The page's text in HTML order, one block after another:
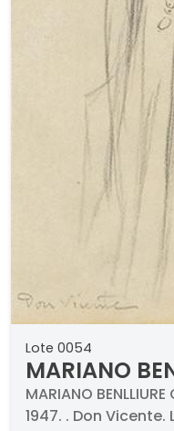
Lote 0054
MARIANO
Vicente
MARIANO
1947. . Don